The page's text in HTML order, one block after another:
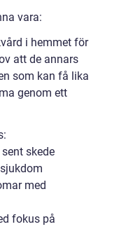
vara:
i hemmet för
att de annars
som kan få lika
genom ett
skede
med
fokus på